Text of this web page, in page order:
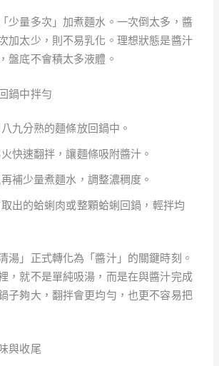
少量多次」加煮麵水。一次倒太多，醬
加太少，則不易乳化。理想狀態是醬汁
盤底不會積太多液體。
鍋中拌勻
九分熟的麵條放回鍋中。
快速翻拌，讓麵條吸附醬汁。
補少量煮麵水，調整濃稠度。
出的蛤蜊肉或整顆蛤蜊回鍋，輕拌均
湯」正式轉化為「醬汁」的關鍵時刻。
，就不是單純吸湯，而是在與醬汁完成
子夠大，翻拌會更均勻，也更不容易把
與收尾